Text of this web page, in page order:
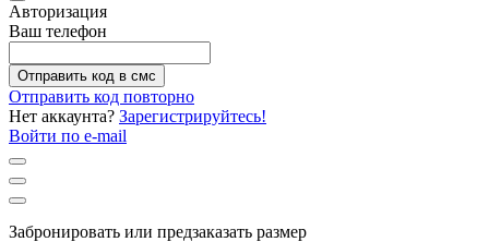
Авторизация
Ваш телефон
Отправить код в смс
Отправить код повторно
Нет аккаунта? Зарегистрируйтесь!
Войти по e-mail
Забронировать или предзаказать размер